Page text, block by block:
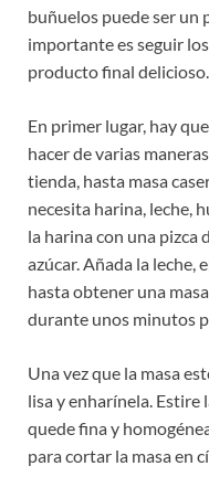
buñuelos puede ser un
importante es seguir
producto final delicioso.
En primer lugar, hay
hacer de varias
tienda, hasta masa
necesita harina, leche,
la harina con una pizca
azúcar. Añada la leche,
hasta obtener una
durante unos minutos
Una vez que la masa
lisa y enharínela. Estire
quede fina y
para cortar la masa en